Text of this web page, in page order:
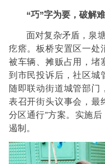
“巧”字为要，破解
面对复杂矛盾，泉
疙瘩。板桥安置区一处
被车辆、摊贩占用，堵
到市民投诉后，社区城
随即联动街道城管部门
表召开街头议事会，最
分区通行”方案。实施
遏制。